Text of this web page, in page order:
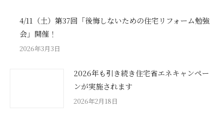
4/11（土）第37回「後悔しないための住宅リフォーム勉強
会」開催！
2026年3月3日
2026年も引き続き住宅省エネキャンペー
ンが実施されます
2026年2月18日